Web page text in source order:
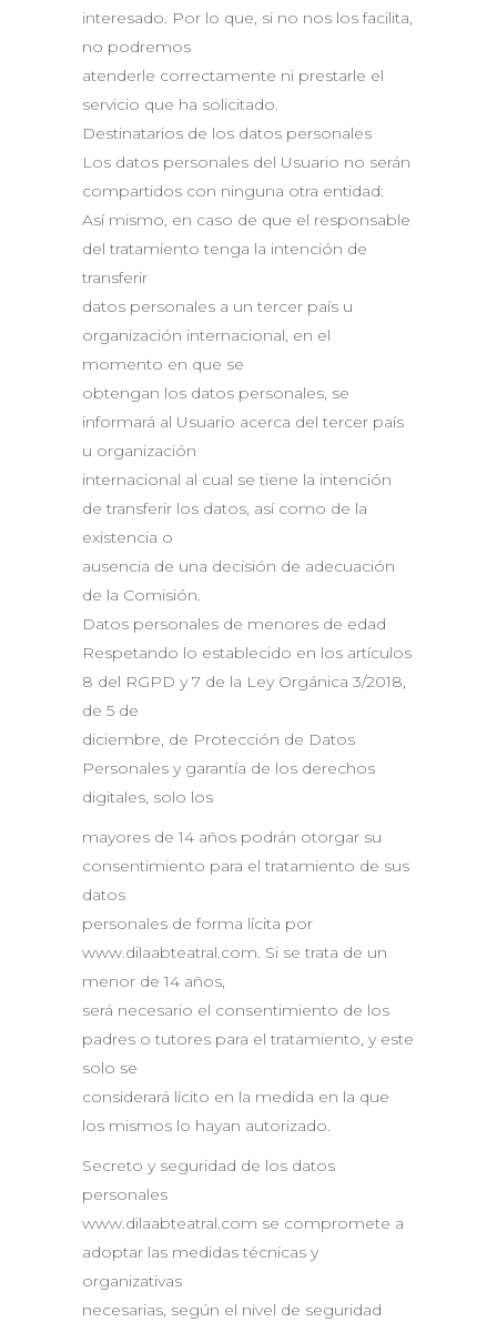
interesado. Por lo que, si no nos los facilita,
no podremos
atenderle correctamente ni prestarle el
servicio que ha solicitado.
Destinatarios de los datos personales
Los datos personales del Usuario no serán
compartidos con ninguna otra entidad:
Así mismo, en caso de que el responsable
del tratamiento tenga la intención de
transferir
datos personales a un tercer país u
organización internacional, en el
momento en que se
obtengan los datos personales, se
informará al Usuario acerca del tercer país
u organización
internacional al cual se tiene la intención
de transferir los datos, así como de la
existencia o
ausencia de una decisión de adecuación
de la Comisión.
Datos personales de menores de edad
Respetando lo establecido en los artículos
8 del RGPD y 7 de la Ley Orgánica 3/2018,
de 5 de
diciembre, de Protección de Datos
Personales y garantía de los derechos
digitales, solo los
mayores de 14 años podrán otorgar su
consentimiento para el tratamiento de sus
datos
personales de forma lícita por
www.dilaabteatral.com. Si se trata de un
menor de 14 años,
será necesario el consentimiento de los
padres o tutores para el tratamiento, y este
solo se
considerará lícito en la medida en la que
los mismos lo hayan autorizado.
Secreto y seguridad de los datos
personales
www.dilaabteatral.com se compromete a
adoptar las medidas técnicas y
organizativas
necesarias, según el nivel de seguridad